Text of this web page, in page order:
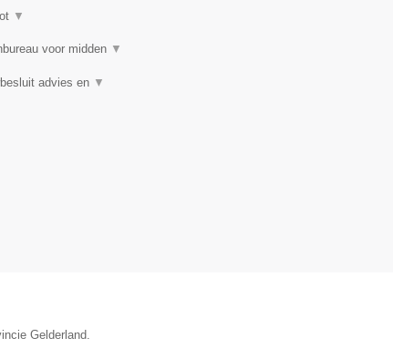
▼
voor midden ▼
advies en ▼
Gelderland.